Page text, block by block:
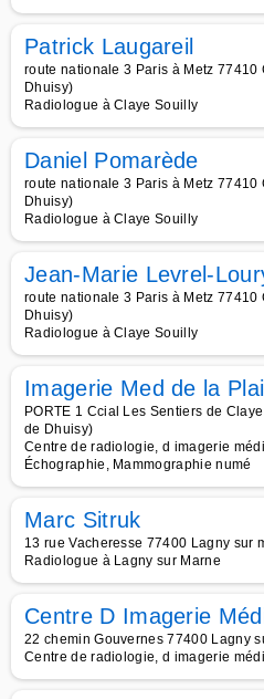
Patrick Laugareil
route nationale 3 Paris à Metz 77410
Dhuisy)
Radiologue à Claye Souilly
Daniel Pomarède
route nationale 3 Paris à Metz 77410
Dhuisy)
Radiologue à Claye Souilly
Jean-Marie Levrel-
route nationale 3 Paris à Metz 77410
Dhuisy)
Radiologue à Claye Souilly
Imagerie Med de la
PORTE 1 Ccial Les Sentiers de
de Dhuisy)
Centre de radiologie, d imagerie
Échographie, Mammographie numé
Marc Sitruk
13 rue Vacheresse 77400 Lagny sur
Radiologue à Lagny sur Marne
Centre D Imagerie
22 chemin Gouvernes 77400 Lagny
Centre de radiologie, d imagerie